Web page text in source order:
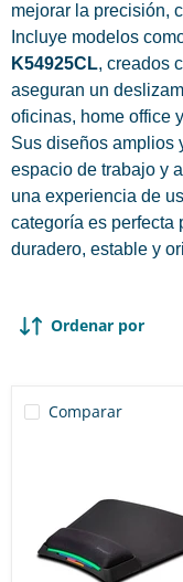
mejorar la precisión,
Incluye modelos
K54925CL, creados
aseguran un
oficinas, home office
Sus diseños amplios
espacio de trabajo y
una experiencia de
categoría es perfecta
duradero, estable y
Ordenar por
Comparar